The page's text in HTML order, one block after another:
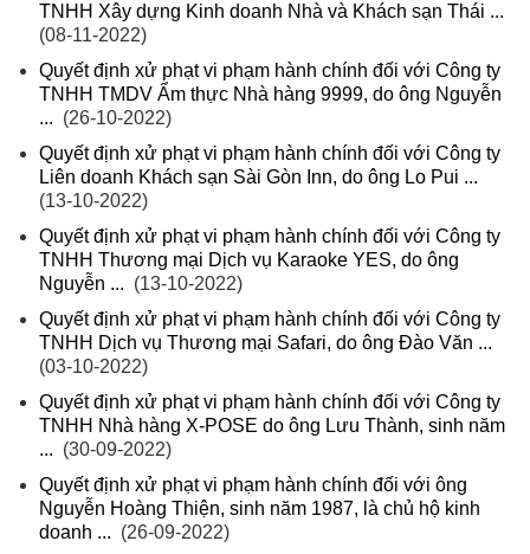
TNHH Xây dựng Kinh doanh Nhà và Khách sạn Thái ...
(08-11-2022)
Quyết định xử phạt vi phạm hành chính đối với Công ty
TNHH TMDV Ẩm thực Nhà hàng 9999, do ông Nguyễn
... (26-10-2022)
Quyết định xử phạt vi phạm hành chính đối với Công ty
Liên doanh Khách sạn Sài Gòn Inn, do ông Lo Pui ...
(13-10-2022)
Quyết định xử phạt vi phạm hành chính đối với Công ty
TNHH Thương mại Dịch vụ Karaoke YES, do ông
Nguyễn ... (13-10-2022)
Quyết định xử phạt vi phạm hành chính đối với Công ty
TNHH Dịch vụ Thương mại Safari, do ông Đào Văn ...
(03-10-2022)
Quyết định xử phạt vi phạm hành chính đối với Công ty
TNHH Nhà hàng X-POSE do ông Lưu Thành, sinh năm
... (30-09-2022)
Quyết định xử phạt vi phạm hành chính đối với ông
Nguyễn Hoàng Thiện, sinh năm 1987, là chủ hộ kinh
doanh ... (26-09-2022)